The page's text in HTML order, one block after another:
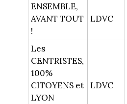
ENSEMBLE,
AVANT TOUT
!
LDVC
Les
CENTRISTES,
100%
CITOYENS et
LYON
LDVC